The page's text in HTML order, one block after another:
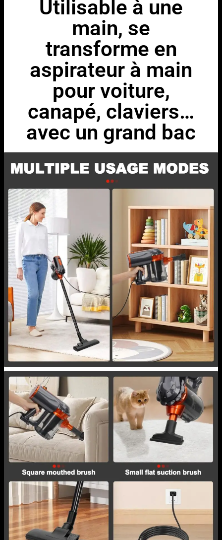
Utilisable à une
main, se
transforme en
aspirateur à main
pour voiture,
canapé, claviers…
avec un grand bac